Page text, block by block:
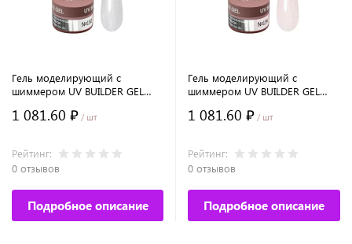
Гель моделирующий с
шиммером UV BUILDER GEL
1 081.60 ₽ / шт
Рейтинг:
0 отзывов
Подробное описание
Гель моделирующий с
шиммером UV BUILDER GEL
1 081.60 ₽ / шт
Рейтинг:
0 отзывов
Подробное описание